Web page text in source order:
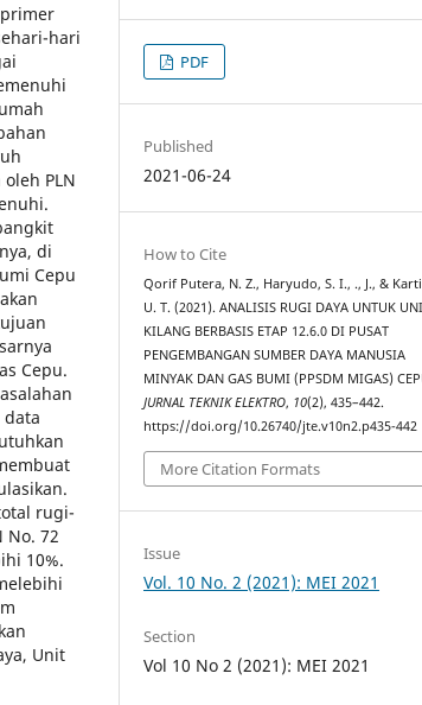
hari
PLN
di
Cepu
Cepu.
rugi-
No. 72
10%.
Unit
PDF
Published
2021-06-24
How to Cite
Qorif Putera, N. Z., Haryudo, S. I., ., J., &
U. T. (2021). ANALISIS RUGI DAYA UNTUK
KILANG BERBASIS ETAP 12.6.0 DI PUSAT
PENGEMBANGAN SUMBER DAYA MANUSIA
MINYAK DAN GAS BUMI (PPSDM MIGAS)
JURNAL TEKNIK ELEKTRO, 10(2), 435–442.
https://doi.org/10.26740/jte.v10n2.p435-442
More Citation Formats
Issue
Vol. 10 No. 2 (2021): MEI 2021
Section
Vol 10 No 2 (2021): MEI 2021